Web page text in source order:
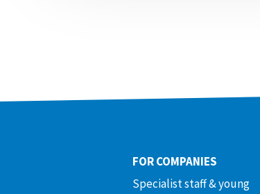
FOR COMPANIES
Specialist staff & young